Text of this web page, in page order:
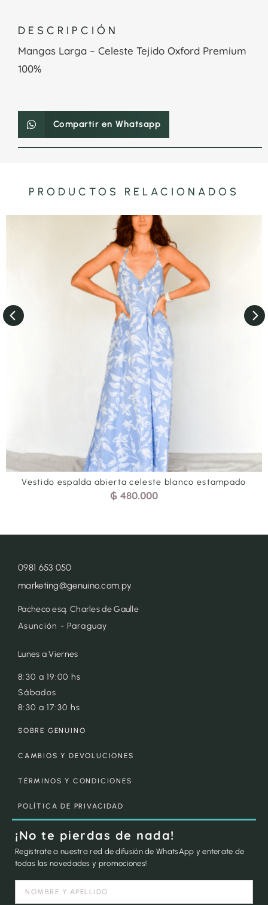
DESCRIPCIÓN
Mangas Larga – Celeste Tejido Oxford Premium
100%
Compartir en Whatsapp
PRODUCTOS RELACIONADOS
estampado Vestido espalda abierta terracota
0981 653 050
marketing@genuino.com.py
Pacheco esq. Charles de Gaulle
Asunción - Paraguay
Lunes a Viernes
8:30 a 19:00 hs
Sábados
8:30 a 17:30 hs
SOBRE GENUINO
CAMBIOS Y DEVOLUCIONES
TÉRMINOS Y CONDICIONES
POLÍTICA DE PRIVACIDAD
¡No te pierdas de nada!
Registrate a nuestra red de difusión de WhatsApp y enterate de
todas las novedades y promociones!